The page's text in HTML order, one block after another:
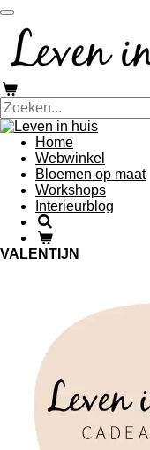
Ga
direct
naar
de
Home
Webwinkel
Bloemen op maat
Workshops
Interieurblog
VALENTIJN